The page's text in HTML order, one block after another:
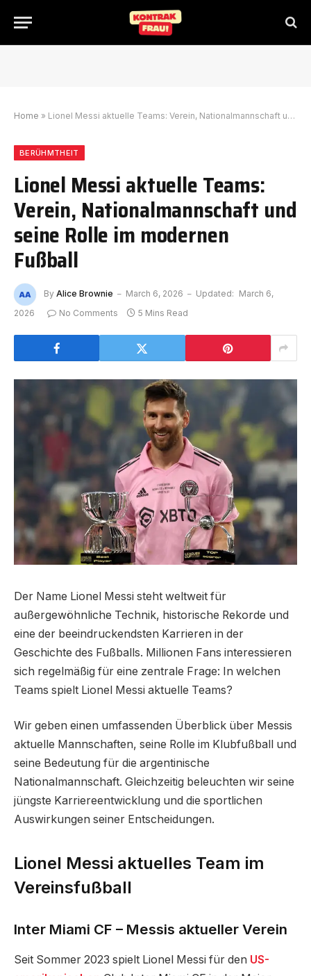
Home » Lionel Messi aktuelle Teams: Verein, Nationalmannschaft und seine Rolle im modernen Fußball
BERÜHMTHEIT
Lionel Messi aktuelle Teams:
Verein, Nationalmannschaft und
seine Rolle im modernen
Fußball
By Alice Brownie March 6, 2026 Updated: March 6,
2026
No Comments 5 Mins Read
Der Name Lionel Messi steht weltweit für
außergewöhnliche Technik, historische Rekorde und
eine der beeindruckendsten Karrieren in der
Geschichte des Fußballs. Millionen Fans interessieren
sich regelmäßig für eine zentrale Frage: In welchen
Teams spielt Lionel Messi aktuelle Teams?
Wir geben einen umfassenden Überblick über Messis
aktuelle Mannschaften, seine Rolle im Klubfußball und
seine Bedeutung für die argentinische
Nationalmannschaft. Gleichzeitig beleuchten wir seine
jüngste Karriereentwicklung und die sportlichen
Auswirkungen seiner Entscheidungen.
Lionel Messi aktuelles Team im
Vereinsfußball
Inter Miami CF – Messis aktueller Verein
Seit Sommer 2023 spielt Lionel Messi für den US-